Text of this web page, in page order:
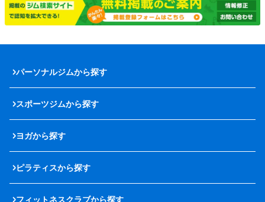
パーソナルジムから探す
スポーツジムから探す
ヨガから探す
ピラティスから探す
フィットネスクラブから探す